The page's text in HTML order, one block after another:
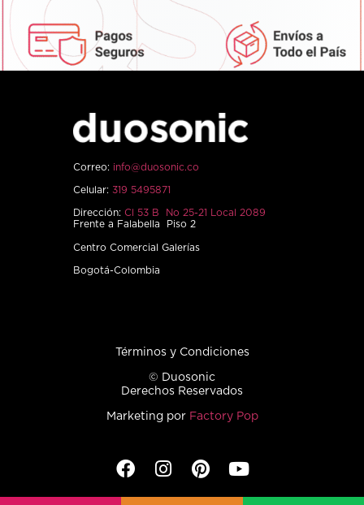
Correo: info@duosonic.co
Celular: 319 5495871
Dirección: Cl 53 B No 25-21 Local 2089
Frente a Falabella Piso 2
Centro Comercial Galerías
Bogotá-Colombia
Términos y Condiciones
© Duosonic
Derechos Reservados
Marketing por Factory Pop